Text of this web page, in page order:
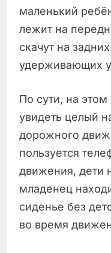
маленький
лежит на
скачут на
удерживающих
По сути, на
увидеть целый
дорожного
пользуется
движения, дети
младенец
сиденье без
во время